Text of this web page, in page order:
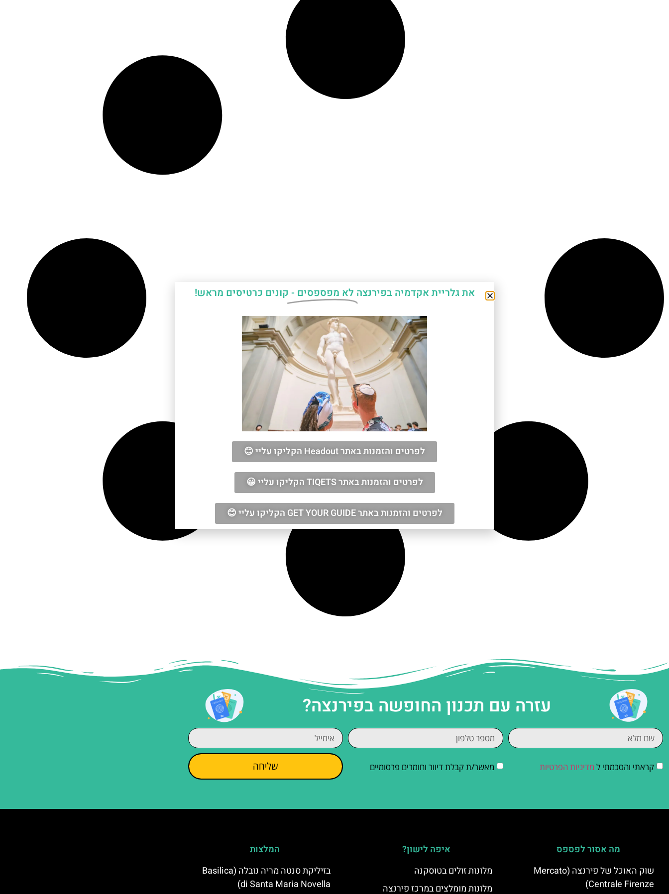
עזרה עם תכנון החופשה בפירנצה?
קראתי והסכמתי ל מדיניות הפרטיות מאשר/ת קבלת דיוור וחומרים פרסומיים שליחה
מה אסור לפספס
שוק האוכל של פירנצה (Mercato
Centrale Firenze)
איפה לישון?
מלונות זולים בטוסקנה
מלונות מומלצים במרכז פירנצה
המלצות
בזיליקת סנטה מריה נובלה (Basilica
di Santa Maria Novella)
את גלריית אקדמיה בפירנצה לא מפספסים - קונים כרטיסים מראש!
לפרטים והזמנות באתר Headout הקליקו עליי 😊
לפרטים והזמנות באתר TIQETS הקליקו עליי 😀
לפרטים והזמנות באתר GET YOUR GUIDE הקליקו עליי 😊